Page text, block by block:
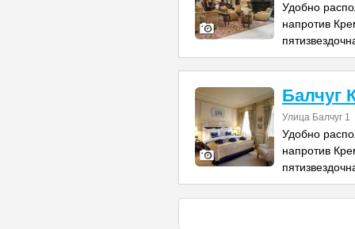
Удобно
напротив
Балчуг
Улица Балчуг 1
Удобно
напротив